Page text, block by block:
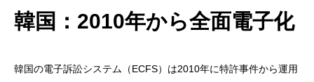
韓国：2010年から全面電子化
韓国の電子訴訟システム（ECFS）は2010年に特許事件から運用